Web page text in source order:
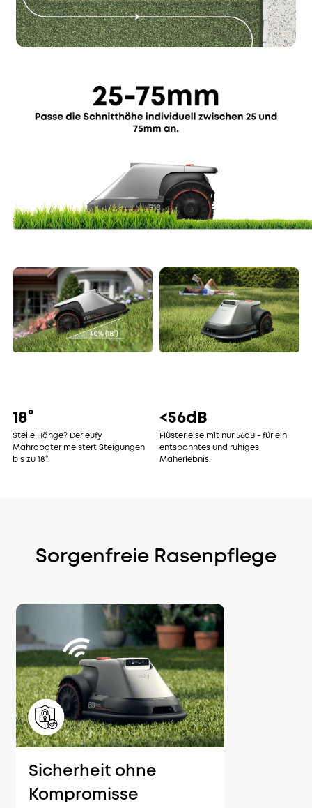
18°
Steile Hänge? Der eufy
Mähroboter meistert Steigungen
bis zu 18°.
<56dB
Flüsterleise mit nur 56dB - für ein
entspanntes und ruhiges
Mäherlebnis.
Sorgenfreie Rasenpflege
Sicherheit ohne
Kompromisse